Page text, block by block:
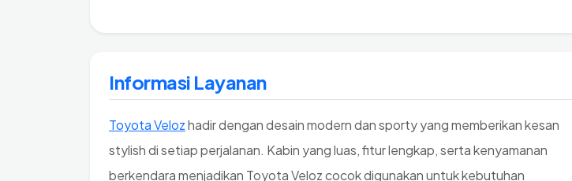
Informasi Layanan
Toyota Velozhadir dengan desain modern dan sporty yang memberikan kesan
stylish di setiap perjalanan. Kabin yang luas, fitur lengkap, serta kenyamanan
berkendara menjadikan Toyota Veloz cocok digunakan untuk kebutuhan